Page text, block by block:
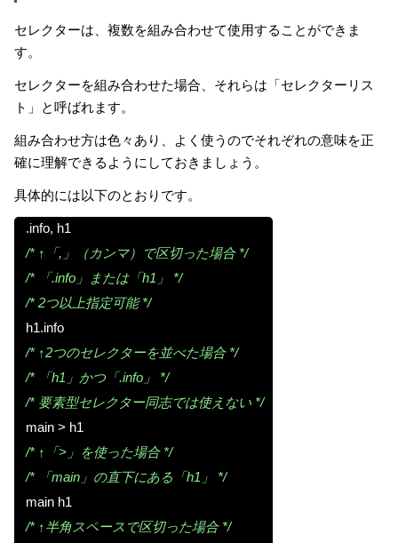
セレクターは、複数を組み合わせて使用することができま
す。
セレクターを組み合わせた場合、それらは「セレクターリス
ト」と呼ばれます。
組み合わせ方は色々あり、よく使うのでそれぞれの意味を正
確に理解できるようにしておきましょう。
具体的には以下のとおりです。
.info, h1
/* ↑「,」（カンマ）で区切った場合 */
/* 「.info」または「h1」 */
/* 2つ以上指定可能 */
h1.info
/* ↑2つのセレクターを並べた場合 */
/* 「h1」かつ「.info」 */
/* 要素型セレクター同志では使えない */
main > h1
/* ↑「>」を使った場合 */
/* 「main」の直下にある「h1」 */
main h1
/* ↑半角スペースで区切った場合 */